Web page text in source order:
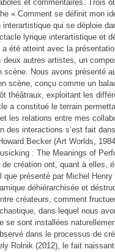
et commentaires. Trois
« Comment se définit mon
qui se déploie
lyrique interartistique et
été atteint avec la
deux autres artistes, un
scène. Nous avons présenté
scène, conçu comme un
théâtraux, exploitant les
a constitué le terrain
les relations entre mes
des interactions s’est fait
Becker (Art Worlds,
: The Meanings of
création ont, quant à elles,
présenté par Michel
déhiérarchisée et
créateurs, comment
dans lequel nous
sont installées
dans le processus de
Rolnik (2012), le fait